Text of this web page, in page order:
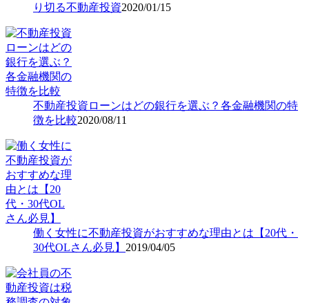
り切る不動産投資2020/01/15
不動産投資ローンはどの銀行を選ぶ？各金融機関の特
徴を比較2020/08/11
働く女性に不動産投資がおすすめな理由とは【20代・
30代OLさん必見】 2019/04/05